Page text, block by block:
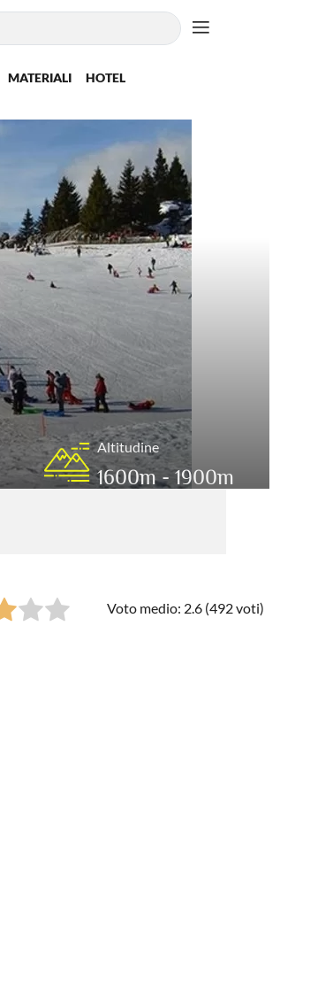
MATERIALI HOTEL
Altitudine
1600m - 1900m
Voto medio: 2.6 (492voti)